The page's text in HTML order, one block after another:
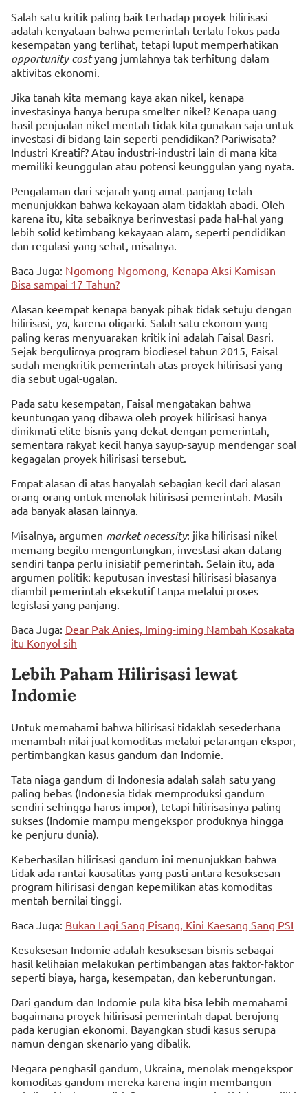
Salah satu kritik paling baik terhadap proyek hilirisasi
adalah kenyataan bahwa pemerintah terlalu fokus pada
kesempatan yang terlihat, tetapi luput memperhatikan
opportunity costyang jumlahnya tak terhitung dalam
aktivitas ekonomi.
Jika tanah kita memang kaya akan nikel, kenapa
investasinya hanya berupa smelter nikel? Kenapa uang
hasil penjualan nikel mentah tidak kita gunakan saja untuk
investasi di bidang lain seperti pendidikan? Pariwisata?
Industri Kreatif? Atau industri-industri lain di mana kita
memiliki keunggulan atau potensi keunggulan yang nyata.
Pengalaman dari sejarah yang amat panjang telah
menunjukkan bahwa kekayaan alam tidaklah abadi. Oleh
karena itu, kita sebaiknya berinvestasi pada hal-hal yang
lebih solid ketimbang kekayaan alam, seperti pendidikan
dan regulasi yang sehat, misalnya.
Baca Juga: Ngomong-Ngomong, Kenapa Aksi Kamisan
Bisa sampai 17 Tahun?
Alasan keempat kenapa banyak pihak tidak setuju dengan
hilirisasi, ya, karena oligarki. Salah satu ekonom yang
paling keras menyuarakan kritik ini adalah Faisal Basri.
Sejak bergulirnya program biodiesel tahun 2015, Faisal
sudah mengkritik pemerintah atas proyek hilirisasi yang
dia sebut ugal-ugalan.
Pada satu kesempatan, Faisal mengatakan bahwa
keuntungan yang dibawa oleh proyek hilirisasi hanya
dinikmati elite bisnis yang dekat dengan pemerintah,
sementara rakyat kecil hanya sayup-sayup mendengar soal
kegagalan proyek hilirisasi tersebut.
Empat alasan di atas hanyalah sebagian kecil dari alasan
orang-orang untuk menolak hilirisasi pemerintah. Masih
ada banyak alasan lainnya.
Misalnya, argumen market necessity: jika hilirisasi nikel
memang begitu menguntungkan, investasi akan datang
sendiri tanpa perlu inisiatif pemerintah. Selain itu, ada
argumen politik: keputusan investasi hilirisasi biasanya
diambil pemerintah eksekutif tanpa melalui proses
legislasi yang panjang.
Baca Juga: Dear Pak Anies, Iming-iming Nambah Kosakata
itu Konyol sih
Lebih Paham Hilirisasi lewat
Indomie
Untuk memahami bahwa hilirisasi tidaklah sesederhana
menambah nilai jual komoditas melalui pelarangan ekspor,
pertimbangkan kasus gandum dan Indomie.
Tata niaga gandum di Indonesia adalah salah satu yang
paling bebas (Indonesia tidak memproduksi gandum
sendiri sehingga harus impor), tetapi hilirisasinya paling
sukses (Indomie mampu mengekspor produknya hingga
ke penjuru dunia).
Keberhasilan hilirisasi gandum ini menunjukkan bahwa
tidak ada rantai kausalitas yang pasti antara kesuksesan
program hilirisasi dengan kepemilikan atas komoditas
mentah bernilai tinggi.
Baca Juga: Bukan Lagi Sang Pisang, Kini Kaesang Sang PSI
Kesuksesan Indomie adalah kesuksesan bisnis sebagai
hasil kelihaian melakukan pertimbangan atas faktor-faktor
seperti biaya, harga, kesempatan, dan keberuntungan.
Dari gandum dan Indomie pula kita bisa lebih memahami
bagaimana proyek hilirisasi pemerintah dapat berujung
pada kerugian ekonomi. Bayangkan studi kasus serupa
namun dengan skenario yang dibalik.
Negara penghasil gandum, Ukraina, menolak mengekspor
komoditas gandum mereka karena ingin membangun